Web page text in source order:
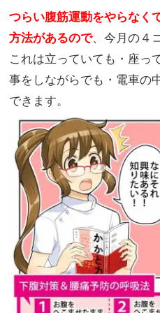
つらい腹筋運動をやらなく
方法があるので、今月の４
これは立っていても・座っ
事をしながらでも・電車の
できます。